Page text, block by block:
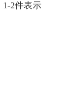
1-2件表示